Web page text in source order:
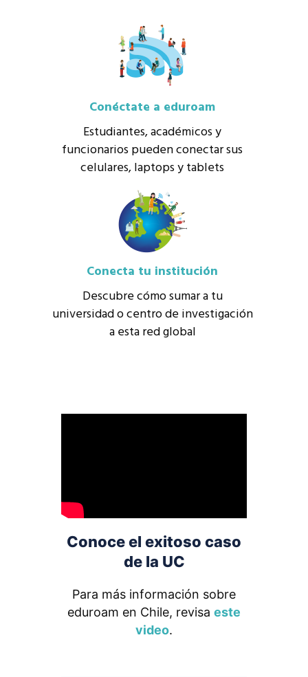
Conéctate a eduroam
Estudiantes, académicos y
funcionarios pueden conectar sus
celulares, laptops y tablets
Conecta tu institución
Descubre cómo sumar a tu
universidad o centro de investigación
a esta red global
Conoce el exitoso caso
de la UC
Para más información sobre
eduroam en Chile, revisa este
video.